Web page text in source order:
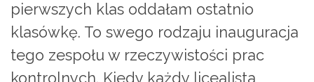
pierwszych klas oddałam ostatnio
klasówkę. To swego rodzaju inauguracja
tego zespołu w rzeczywistości prac
kontrolnych. Kiedy każdy licealista